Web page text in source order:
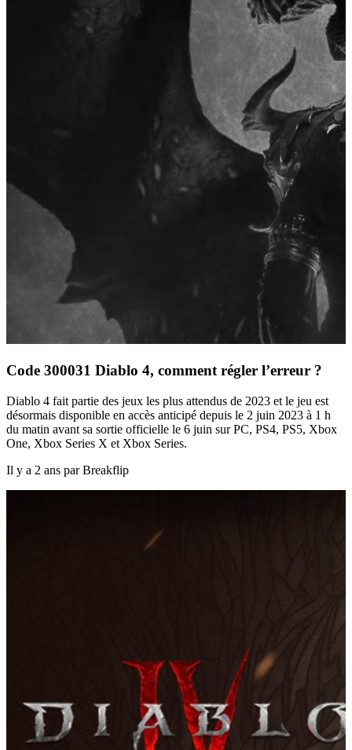
Code 300031 Diablo 4, comment régler l’erreur ?
Diablo 4 fait partie des jeux les plus attendus de 2023 et le jeu est
désormais disponible en accès anticipé depuis le 2 juin 2023 à 1 h
du matin avant sa sortie officielle le 6 juin sur PC, PS4, PS5, Xbox
One, Xbox Series X et Xbox Series.
Il y a 2 ans par Breakflip